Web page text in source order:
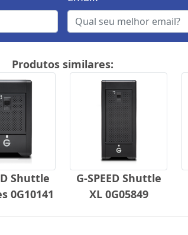
Produtos similares:
Shuttle
0G10141
G-SPEED Shuttle
XL 0G05849